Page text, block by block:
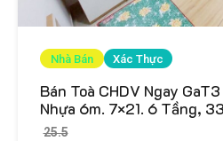
Nhà Bán Xác Thực
Bán Toà CHDV Ngay
Nhựa 6m. 7×21. 6 Tầng,
25.5